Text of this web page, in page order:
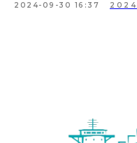
2024-09-30 16:37 2024